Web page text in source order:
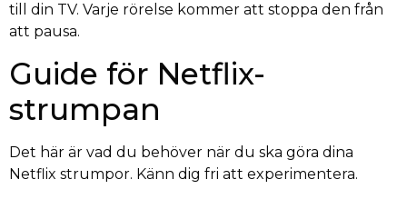
till din TV. Varje rörelse kommer att stoppa den från
att pausa.
Guide för Netflix-
strumpan
Det här är vad du behöver när du ska göra dina
Netflix strumpor. Känn dig fri att experimentera.